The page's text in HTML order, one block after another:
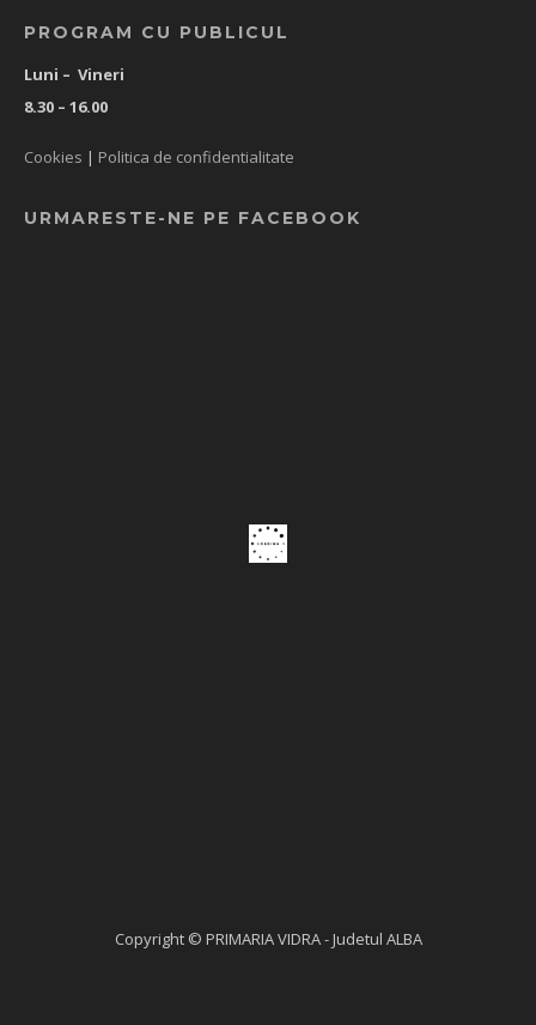
PROGRAM CU PUBLICUL
Luni – Vineri
8.30 – 16.00
Cookies | Politica de confidentialitate
URMARESTE-NE PE FACEBOOK
Copyright © PRIMARIA VIDRA - Judetul ALBA